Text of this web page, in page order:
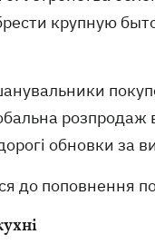
крупную
розпродаж
обновки за
до поповнення